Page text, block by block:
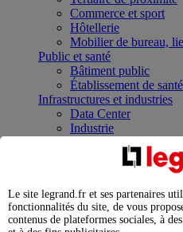
Commerce et sport
Hôtellerie
Mobilier de bureau,
Public et santé
Bâtiment public
Établissement de santé
Infrastructures et industries
Data Center
Industrie
Infrastructures
Contrôler et planifier
Répartir et optimiser
Legrand Data Center
expertises au service
Le site legrand.fr et ses partenaires
fonctionnalités du site, de vous
contenus de plateformes sociales, à